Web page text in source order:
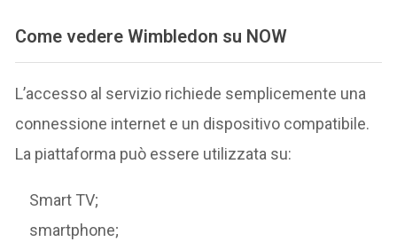
Come vedere Wimbledon su NOW
L’accesso al servizio richiede semplicemente una
connessione internet e un dispositivo compatibile.
La piattaforma può essere utilizzata su:
Smart TV;
smartphone;